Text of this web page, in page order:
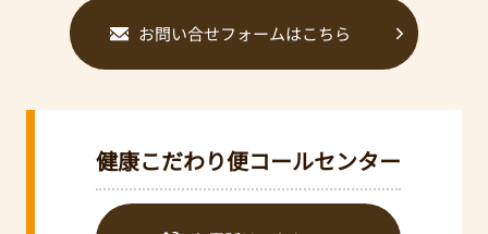
お問い合せフォームはこちら
健康こだわり便コールセンター